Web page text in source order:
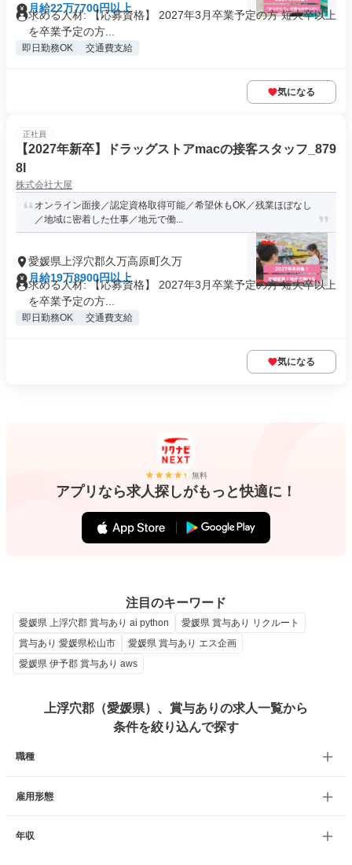
月給22万7700円以上
求める人材: 【応募資格】 2027年3月卒業予定の方 短大卒以上
を卒業予定の方...
即日勤務OK 交通費支給
気になる
正社員
【2027年新卒】ドラッグストアmacの接客スタッフ_879
8I
株式会社大屋
オンライン面接／認定資格取得可能／希望休もOK／残業ほぼなし
／地域に密着した仕事／地元で働...
愛媛県上浮穴郡久万高原町久万
月給19万8900円以上
求める人材: 【応募資格】 2027年3月卒業予定の方 短大卒以上
を卒業予定の方...
即日勤務OK 交通費支給
気になる
無料
アプリなら求人探しがもっと快適に！
注目のキーワード
愛媛県 上浮穴郡 賞与あり ai python
愛媛県 賞与あり リクルート
賞与あり 愛媛県松山市
愛媛県 賞与あり エス企画
愛媛県 伊予郡 賞与あり aws
上浮穴郡（愛媛県）、賞与ありの求人一覧から
条件を絞り込んで探す
職種
雇用形態
年収